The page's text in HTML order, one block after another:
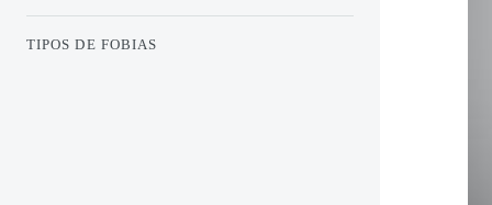
TIPOS DE FOBIAS